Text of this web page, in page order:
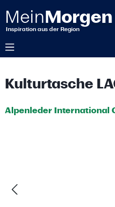
springen
Kulturtasche
Alpenleder International